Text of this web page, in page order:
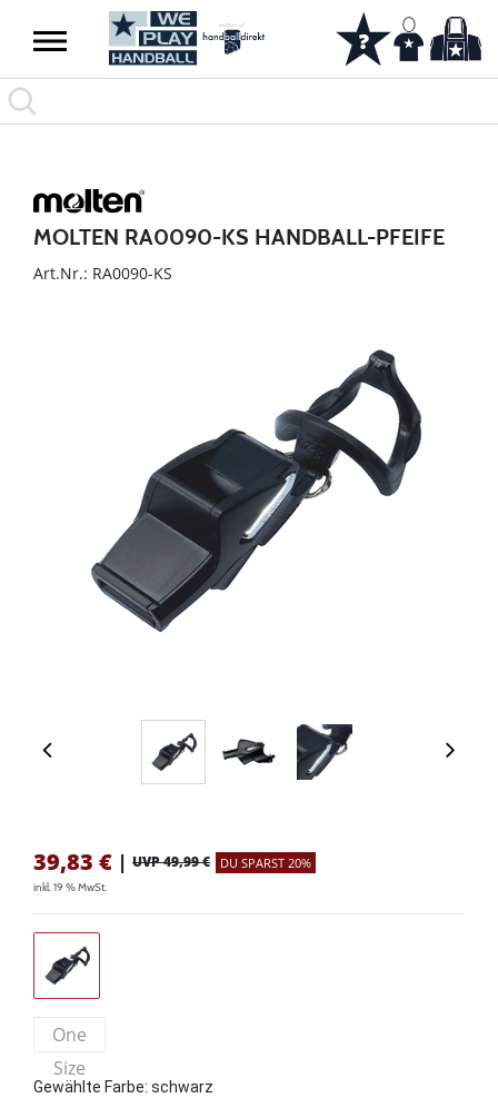
MOLTEN RA0090-KS HANDBALL-PFEIFE
Art.Nr.: RA0090-KS
39,83 € | UVP 49,99 € DU SPARST 20%
inkl. 19 % MwSt.
One
Size
Gewählte Farbe: schwarz